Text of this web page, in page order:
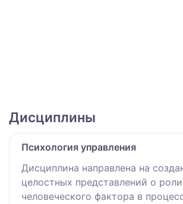
Дисциплины
Психология управления
Дисциплина направлена на
целостных представлений о роли
человеческого фактора в